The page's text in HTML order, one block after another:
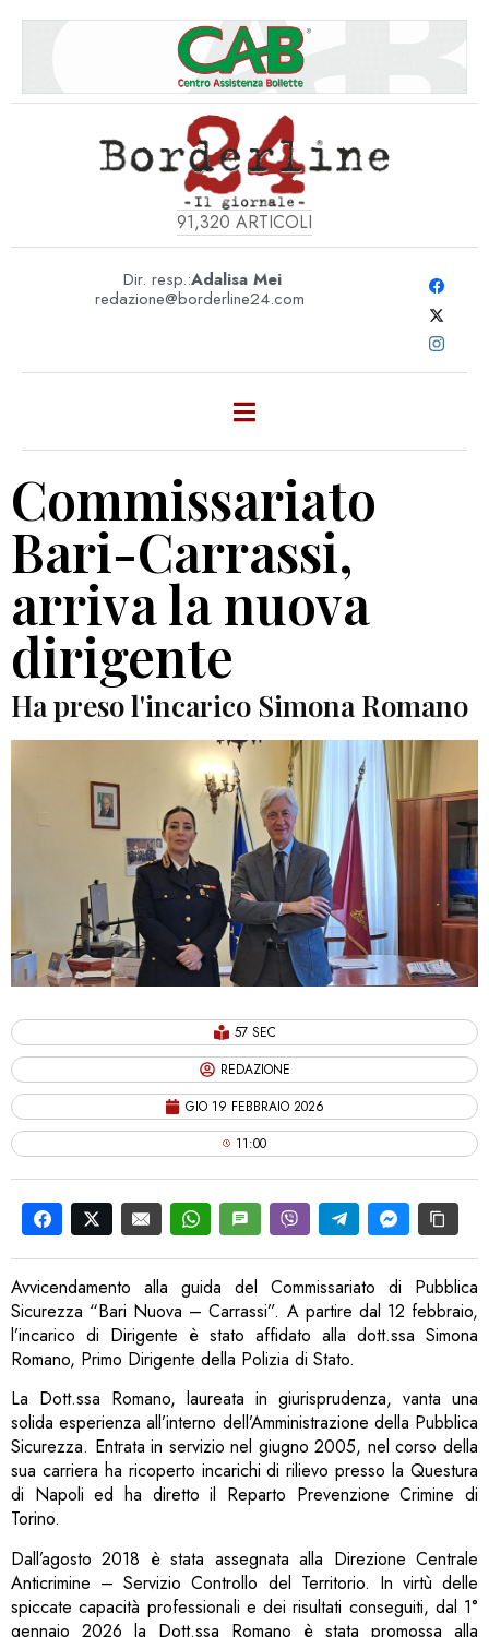
91,320 ARTICOLI
Dir. resp.:Adalisa Mei
redazione@borderline24.com
Commissariato
Bari-Carrassi,
arriva la nuova
dirigente
Ha preso l'incarico Simona Romano
57 SEC
REDAZIONE
GIO 19 FEBBRAIO 2026
11:00
Avvicendamento alla guida del Commissariato di Pubblica
Sicurezza “Bari Nuova – Carrassi”. A partire dal 12 febbraio,
l’incarico di Dirigente è stato affidato alla dott.ssa Simona
Romano, Primo Dirigente della Polizia di Stato.
La Dott.ssa Romano, laureata in giurisprudenza, vanta una
solida esperienza all’interno dell’Amministrazione della Pubblica
Sicurezza. Entrata in servizio nel giugno 2005, nel corso della
sua carriera ha ricoperto incarichi di rilievo presso la Questura
di Napoli ed ha diretto il Reparto Prevenzione Crimine di
Torino.
Dall’agosto 2018 è stata assegnata alla Direzione Centrale
Anticrimine – Servizio Controllo del Territorio. In virtù delle
spiccate capacità professionali e dei risultati conseguiti, dal 1°
gennaio 2026 la Dott.ssa Romano è stata promossa alla